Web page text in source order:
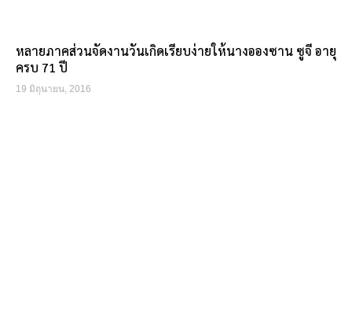
หลายภาคส่วนจัดงานวันเกิดเรียบง่ายให้นางอองซาน ซูจี อายุ
ครบ 71 ปี
19 มิถุนายน, 2016